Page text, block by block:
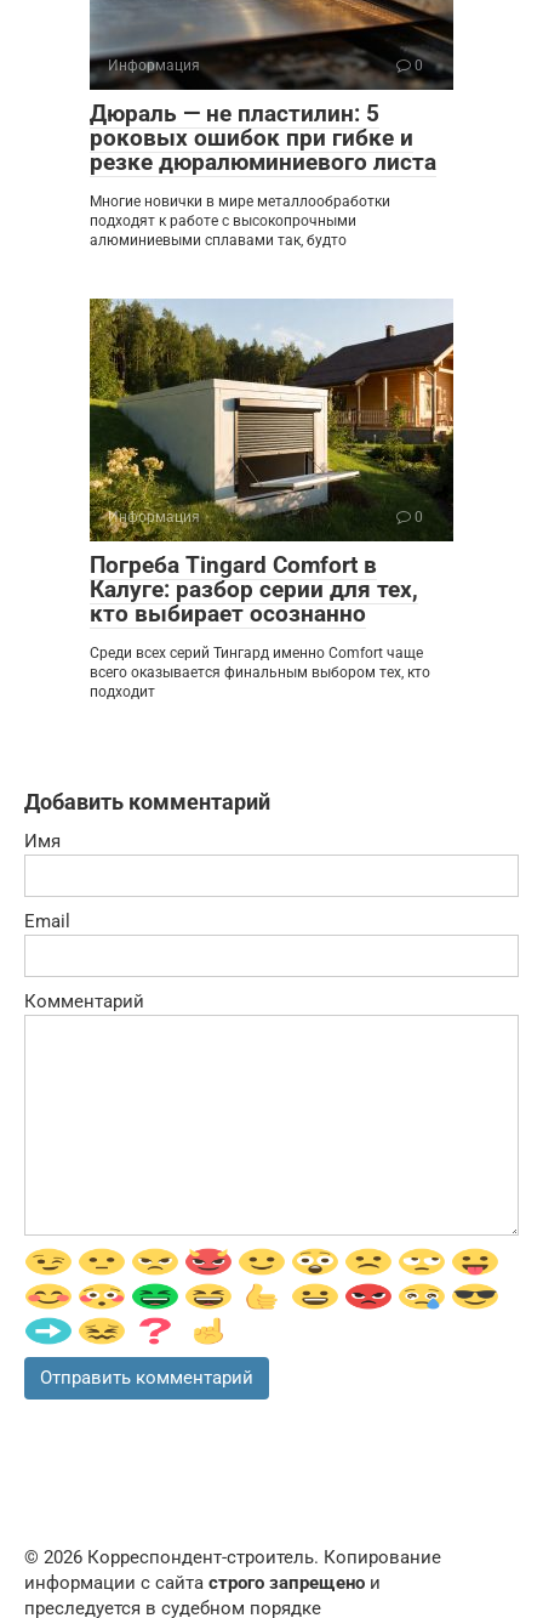
Информация 0
Дюраль — не пластилин: 5
роковых ошибок при гибке и
резке дюралюминиевого листа
Многие новички в мире металлообработки
подходят к работе с высокопрочными
алюминиевыми сплавами так, будто
Информация 0
Погреба Tingard Comfort в
Калуге: разбор серии для тех,
кто выбирает осознанно
Среди всех серий Тингард именно Comfort чаще
всего оказывается финальным выбором тех, кто
подходит
Добавить комментарий
Имя
Email
Комментарий
© 2026 Корреспондент-строитель. Копирование
информации с сайта строго запрещено и
преследуется в судебном порядке